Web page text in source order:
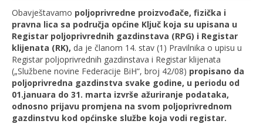
Obavještavamo poljoprivredne proizvođače, fizička i
pravna lica sa područja općine Ključ koja su upisana u
Registar poljoprivrednih gazdinstava (RPG) i Registar
klijenata (RK), da je članom 14. stav (1) Pravilnika o upisu u
Registar poljoprivrednih gazdinstava i Registar klijenata
(„Službene novine Federacije BiH“, broj 42/08) propisano da
poljoprivredna gazdinstva svake godine, u periodu od
01.januara do 31. marta izvrše ažuriranje podataka,
odnosno prijavu promjena na svom poljoprivrednom
gazdinstvu kod općinske službe koja vodi registar.